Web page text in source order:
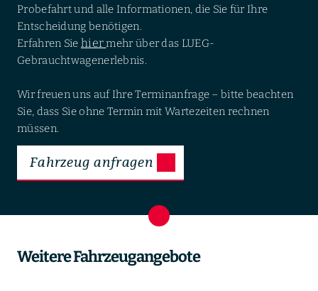
Probefahrt und alle Informationen, die Sie für Ihre
Entscheidung benötigen.
Erfahren Sie hiermehr über das LUEG-
Gebrauchtwagenerlebnis.
Wir freuen uns auf Ihre Terminanfrage – bitte beachten
Sie, dass Sie ohne Termin mit Wartezeiten rechnen
müssen.
Fahrzeug anfragen
Weitere Fahrzeugangebote